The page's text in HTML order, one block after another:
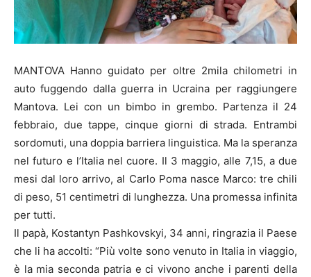
MANTOVA Hanno guidato per oltre 2mila chilometri in
auto fuggendo dalla guerra in Ucraina per raggiungere
Mantova. Lei con un bimbo in grembo. Partenza il 24
febbraio, due tappe, cinque giorni di strada. Entrambi
sordomuti, una doppia barriera linguistica. Ma la speranza
nel futuro e l’Italia nel cuore. Il 3 maggio, alle 7,15, a due
mesi dal loro arrivo, al Carlo Poma nasce Marco: tre chili
di peso, 51 centimetri di lunghezza. Una promessa infinita
per tutti.
Il papà, Kostantyn Pashkovskyi, 34 anni, ringrazia il Paese
che li ha accolti: “Più volte sono venuto in Italia in viaggio,
è la mia seconda patria e ci vivono anche i parenti della